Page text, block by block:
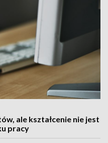
ale kształcenie nie jest
pracy